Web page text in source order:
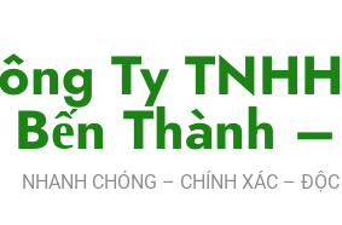
Ty
Bến Thành
NHANH CHÓNG – CHÍNH XÁC –